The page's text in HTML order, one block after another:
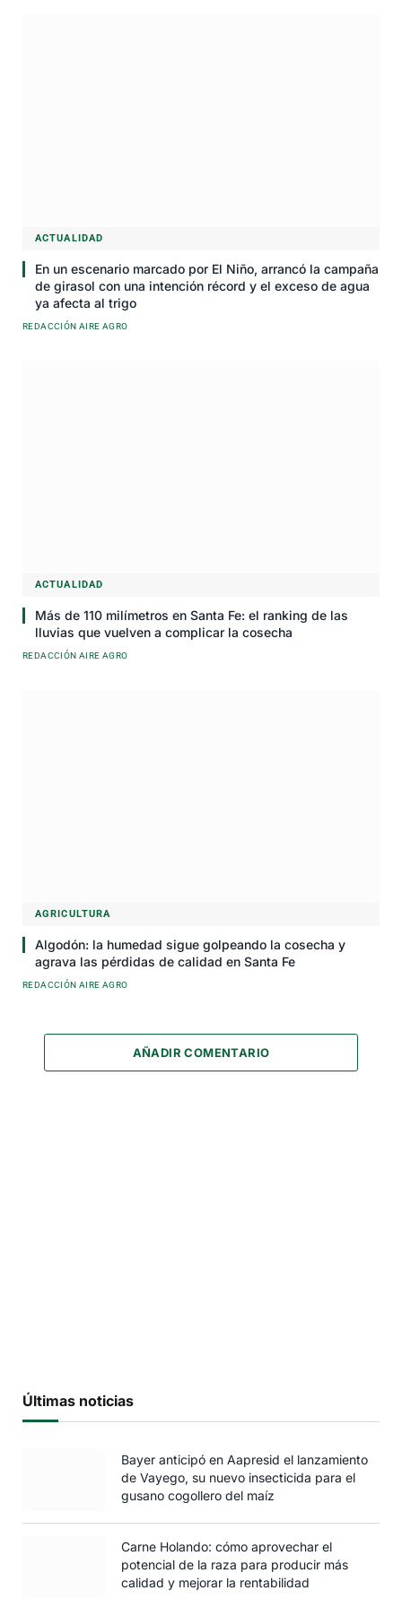
ACTUALIDAD
En un escenario marcado por El Niño, arrancó la campaña
de girasol con una intención récord y el exceso de agua
ya afecta al trigo
REDACCIÓN AIRE AGRO
ACTUALIDAD
Más de 110 milímetros en Santa Fe: el ranking de las
lluvias que vuelven a complicar la cosecha
REDACCIÓN AIRE AGRO
AGRICULTURA
Algodón: la humedad sigue golpeando la cosecha y
agrava las pérdidas de calidad en Santa Fe
REDACCIÓN AIRE AGRO
AÑADIR COMENTARIO
Últimas noticias
Bayer anticipó en Aapresid el lanzamiento
de Vayego, su nuevo insecticida para el
gusano cogollero del maíz
Carne Holando: cómo aprovechar el
potencial de la raza para producir más
calidad y mejorar la rentabilidad